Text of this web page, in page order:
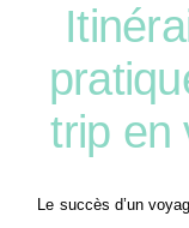
trip en
Le succès d’un